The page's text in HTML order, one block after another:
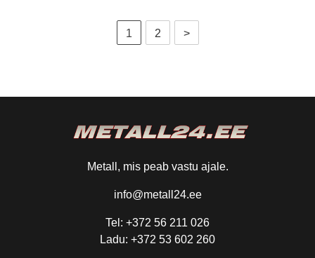
1 2 >
Metall, mis peab vastu ajale.
info@metall24.ee
Tel: +372 56 211 026
Ladu: +372 53 602 260